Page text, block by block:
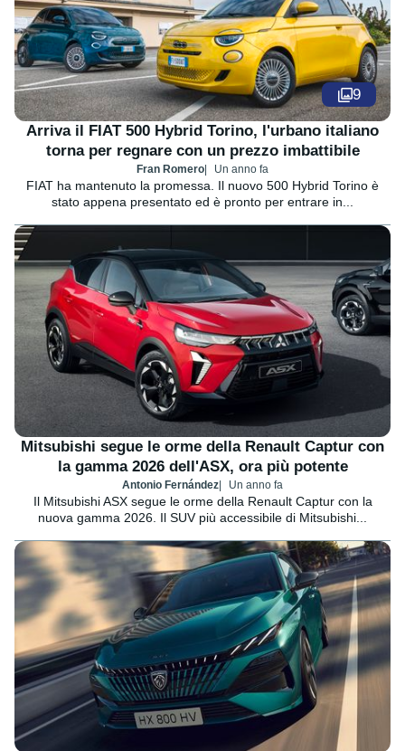
9
Arriva il FIAT 500 Hybrid Torino, l'urbano italiano
torna per regnare con un prezzo imbattibile
Fran Romero Un anno fa
FIAT ha mantenuto la promessa. Il nuovo 500 Hybrid Torino è
stato appena presentato ed è pronto per entrare in...
Mitsubishi segue le orme della Renault Captur con
la gamma 2026 dell'ASX, ora più potente
Antonio Fernández Un anno fa
Il Mitsubishi ASX segue le orme della Renault Captur con la
nuova gamma 2026. Il SUV più accessibile di Mitsubishi...